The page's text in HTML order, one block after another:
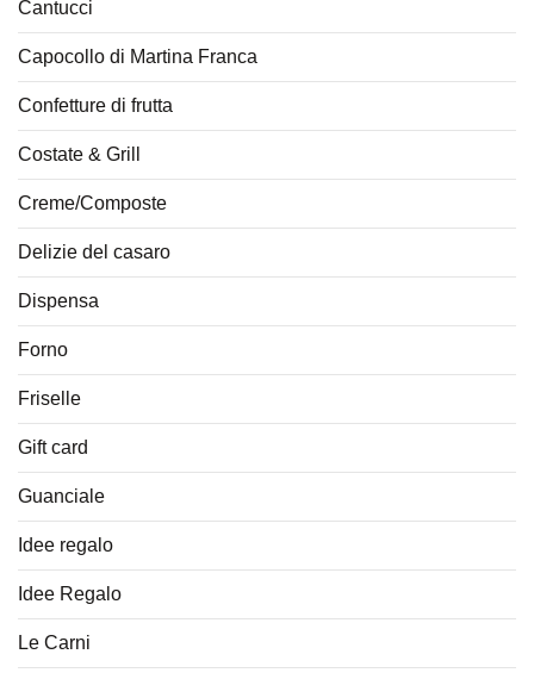
Cantucci
Capocollo di Martina Franca
Confetture di frutta
Costate & Grill
Creme/Composte
Delizie del casaro
Dispensa
Forno
Friselle
Gift card
Guanciale
Idee regalo
Idee Regalo
Le Carni